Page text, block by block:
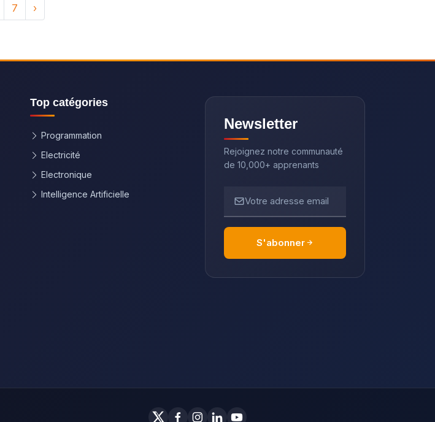
7 ›
Top catégories
Programmation
Electricité
Electronique
Intelligence Artificielle
Newsletter
Rejoignez notre communauté
de 10,000+ apprenants
Votre adresse email
S'abonner